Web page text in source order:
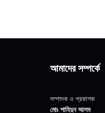
আমাদের সম্পর্কে
সম্পাদক ও প্রকাশক
মোঃ শাহিদুন আলম